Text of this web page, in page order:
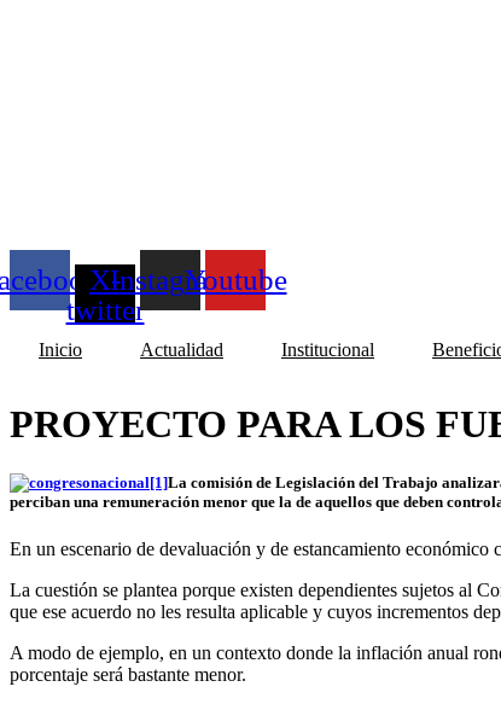
X-
twitter
InstagramYoutube
Inicio Actualidad Institucional
PROYECTO PARA LOS
La comisión de Legislación del Trabajo
perciban una remuneración menor que la de aquellos que deben
En un escenario de devaluación y de estancamiento
La cuestión se plantea porque existen dependientes sujetos al
que ese acuerdo no les resulta aplicable y cuyos incrementos
A modo de ejemplo, en un contexto donde la inflación anual
porcentaje será bastante menor.